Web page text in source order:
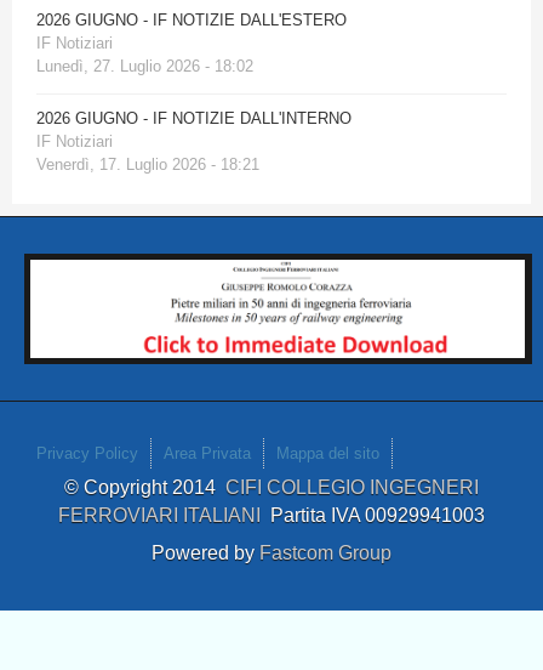
2026 GIUGNO - IF NOTIZIE DALL'ESTERO
IF Notiziari
Lunedì, 27. Luglio 2026 - 18:02
2026 GIUGNO - IF NOTIZIE DALL'INTERNO
IF Notiziari
Venerdì, 17. Luglio 2026 - 18:21
Privacy Policy Area Privata Mappa del sito
© Copyright 2014 CIFI COLLEGIO INGEGNERI
FERROVIARI ITALIANI Partita IVA 00929941003
Powered by Fastcom Group